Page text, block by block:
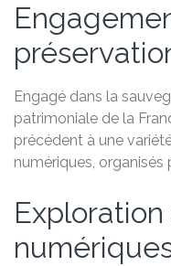
Engagé dans la
patrimoniale de la
précédent à une
numériques, organisés